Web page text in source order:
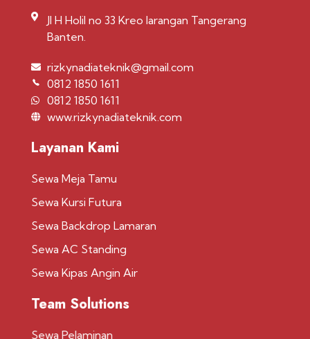
Jl H Holil no 33 Kreo larangan Tangerang
Banten.
rizkynadiateknik@gmail.com
0812 1850 1611
0812 1850 1611
www.rizkynadiateknik.com
Layanan Kami
Sewa Meja Tamu
Sewa Kursi Futura
Sewa Backdrop Lamaran
Sewa AC Standing
Sewa Kipas Angin Air
Team Solutions
Sewa Pelaminan